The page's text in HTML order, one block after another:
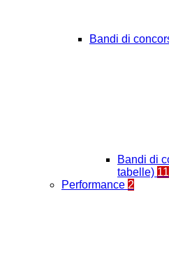
Bandi di
Bandi di
tabelle) 11
Performance 2